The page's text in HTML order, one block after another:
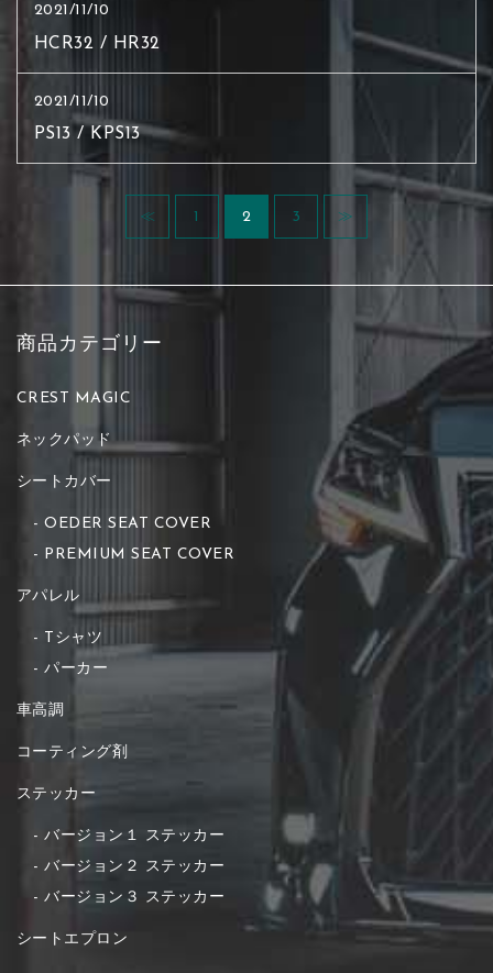
2021/11/10
HCR32 / HR32
2021/11/10
PS13 / KPS13
≪ 1 2 3 ≫
商品カテゴリー
CREST MAGIC
ネックパッド
シートカバー
OEDER SEAT COVER
PREMIUM SEAT COVER
アパレル
Tシャツ
パーカー
車高調
コーティング剤
ステッカー
バージョン１ ステッカー
バージョン２ ステッカー
バージョン３ ステッカー
シートエプロン